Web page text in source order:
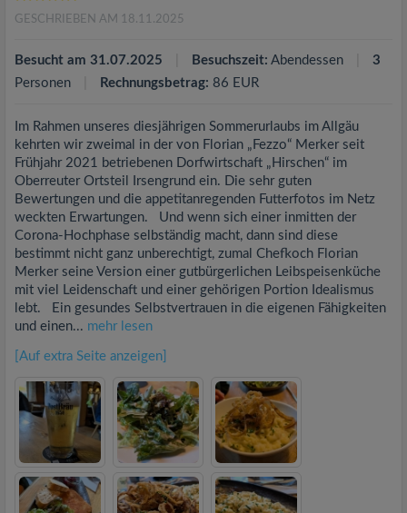
GESCHRIEBEN AM 18.11.2025
Besucht am 31.07.2025 Besuchszeit: Abendessen
3
Personen
Rechnungsbetrag: 86 EUR
Im Rahmen unseres diesjährigen Sommerurlaubs im Allgäu
kehrten wir zweimal in der von Florian „Fezzo“ Merker seit
Frühjahr 2021 betriebenen Dorfwirtschaft „Hirschen“ im
Oberreuter Ortsteil Irsengrund ein. Die sehr guten
Bewertungen und die appetitanregenden Futterfotos im Netz
weckten Erwartungen. Und wenn sich einer inmitten der
Corona-Hochphase selbständig macht, dann sind diese
bestimmt nicht ganz unberechtigt, zumal Chefkoch Florian
Merker seine Version einer gutbürgerlichen Leibspeisenküche
mit viel Leidenschaft und einer gehörigen Portion Idealismus
lebt. Ein gesundes Selbstvertrauen in die eigenen Fähigkeiten
und einen... mehr lesen
[Auf extra Seite anzeigen]